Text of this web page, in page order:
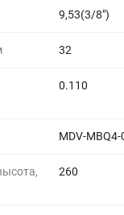
9,53(3/8")
32
0.110
MDV-MBQ4-
260